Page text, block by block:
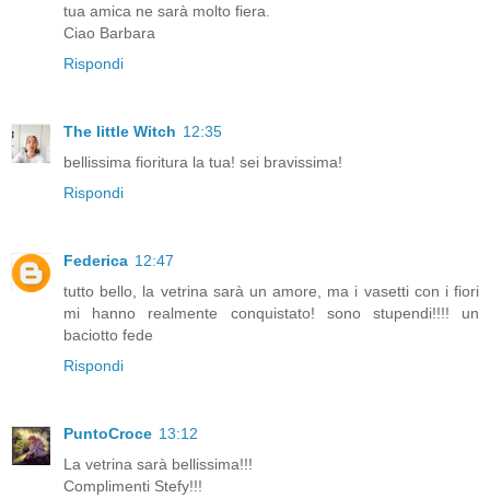
tua amica ne sarà molto fiera.
Ciao Barbara
Rispondi
The little Witch 12:35
bellissima fioritura la tua! sei bravissima!
Rispondi
Federica 12:47
tutto bello, la vetrina sarà un amore, ma i vasetti con i fiori
mi hanno realmente conquistato! sono stupendi!!!! un
baciotto fede
Rispondi
PuntoCroce 13:12
La vetrina sarà bellissima!!!
Complimenti Stefy!!!